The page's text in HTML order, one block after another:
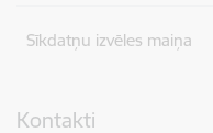
Sīkdatņu izvēles maiņa
Kontakti